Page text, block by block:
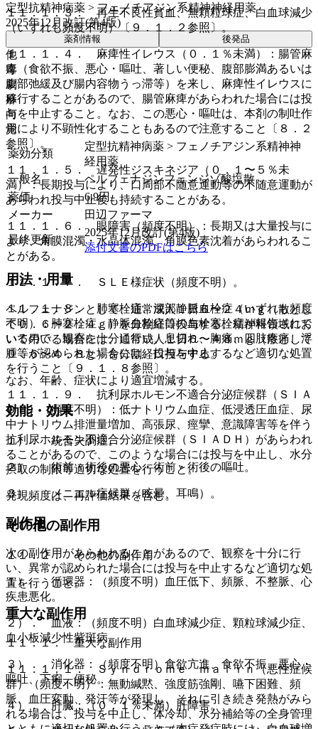
１１．１．３． 再生不良性貧血、無顆粒球症、白血球減少
（いずれも頻度不明）〔９．１．２参照〕。
１１．１．４． 麻痺性イレウス（０．１％未満）：腸管麻
痺（食欲不振、悪心・嘔吐、著しい便秘、腹部膨満あるいは
腹部弛緩及び腸内容物うっ滞等）を来し、麻痺性イレウスに
移行することがあるので、腸管麻痺があらわれた場合には投
与を中止すること。なお、この悪心・嘔吐は、本剤の制吐作
用により不顕性化することもあるので注意すること〔８．２
参照〕。
１１．１．５． 遅発性ジスキネジア（０．１〜５％未
満）：長期投与により、口周部不随意運動等の不随意運動が
あらわれ投与中止後も持続することがある。
１１．１．６． 眼障害（頻度不明）：長期又は大量投与に
より、角膜混濁・水晶体混濁、角膜色素沈着があらわれるこ
とがある。
１１．１．７． ＳＬＥ様症状（頻度不明）。
１１．１．８． 肺塞栓症、深部静脈血栓症（いずれも頻度
不明）：肺塞栓症、静脈血栓症等の血栓塞栓症が報告されて
いるので、観察を十分に行い、息切れ、胸痛、四肢疼痛、浮
腫等が認められた場合には、投与を中止するなど適切な処置
を行うこと〔９．１．８参照〕。
１１．１．９． 抗利尿ホルモン不適合分泌症候群（ＳＩＡ
ＤＨ）（頻度不明）：低ナトリウム血症、低浸透圧血症、尿
中ナトリウム排泄量増加、高張尿、痙攣、意識障害等を伴う
抗利尿ホルモン不適合分泌症候群（ＳＩＡＤＨ）があらわれ
ることがあるので、このような場合には投与を中止し、水分
摂取の制限等適切な処置を行うこと。
発現頻度は、再評価結果を含む。
その他の副作用
１１．２． その他の副作用
１）． 循環器：（頻度不明）血圧低下、頻脈、不整脈、心
疾患悪化。
２）． 血液：（頻度不明）白血球減少症、顆粒球減少症、
血小板減少性紫斑病。
３）． 消化器：（頻度不明）食欲亢進、食欲不振、悪心・
嘔吐、下痢、便秘。
４）． 肝臓：（０．１％未満）肝障害。
定型抗精神病薬 > フェノチアジン系精神神経用薬
2025年12月改訂(第4版)
薬剤情報 後発品
他
毒
劇
麻
向
覚
薬効分類
定型抗精神病薬 > フェノチアジン系精神神
経用薬
一般名
ペルフェナジンフェンジゾ酸塩散
薬価
6.9円
メーカー
田辺ファーマ
最終更新
2025年12月改訂(第4版)
添付文書のPDFはこちら
用法・用量
ペルフェナジンとして、通常成人１日６〜２４ｍｇ（散とし
て０．６〜２．４ｇ）を分割経口投与する。精神科領域にお
いて用いる場合には、通常成人１日６〜４８ｍｇ（散として
０．６〜４．８ｇ）を分割経口投与する。
なお、年齢、症状により適宜増減する。
効能・効果
１）． 統合失調症。
２）． 術前・術後の悪心・術前・術後の嘔吐。
３）． メニエル症候群（眩暈、耳鳴）。
副作用
次の副作用があらわれることがあるので、観察を十分に行
い、異常が認められた場合には投与を中止するなど適切な処
置を行うこと。
重大な副作用
１１．１． 重大な副作用
１１．１．１． Ｓｙｎｄｒｏｍｅ ｍａｌｉｎ（悪性症候
群）（頻度不明）：無動緘黙、強度筋強剛、嚥下困難、頻
脈、血圧変動、発汗等が発現し、それに引き続き発熱がみら
れる場合は、投与を中止し、体冷却、水分補給等の全身管理